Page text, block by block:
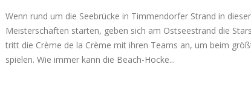
​Wenn rund um die Seebrücke in Timmendorfer Strand in
Meisterschaften starten, geben sich am Ostseestrand die
tritt die Crème de la Crème mit ihren Teams an, um beim
spielen. Wie immer kann die Beach-Hocke...